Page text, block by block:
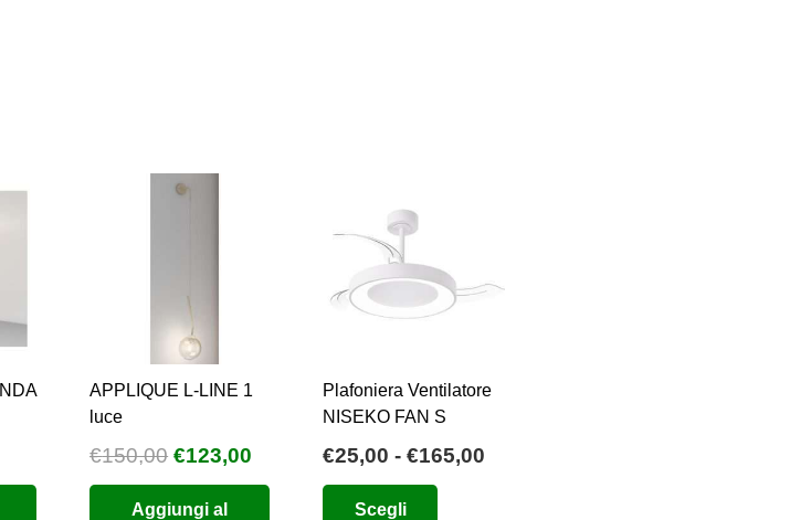
APPLIQUE L-LINE 1
luce
€150,00 Il
prezzo
originale
€123,00
prezzo
Aggiungi al
Plafoniera Ventilatore
NISEKO FAN S
€25,00 - €165,00Fascia
Scegli